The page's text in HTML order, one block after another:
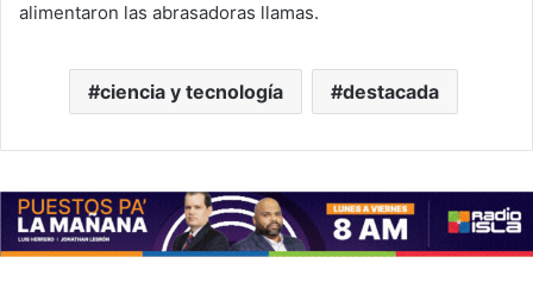
alimentaron las abrasadoras llamas.
ciencia y tecnología destacada